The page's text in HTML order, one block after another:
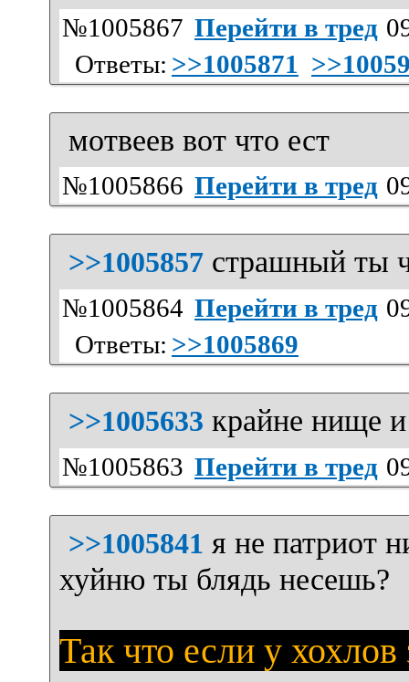
№1005867 Перейти в тред
Ответы: >>1005871
мотвеев вот что ест
№1005866 Перейти в тред
>>1005857 страшный ты
№1005864 Перейти в тред
Ответы: >>1005869
>>1005633 крайне нище
№1005863 Перейти в тред
>>1005841 я не патриот
хуйню ты блядь несешь?
Так что если у